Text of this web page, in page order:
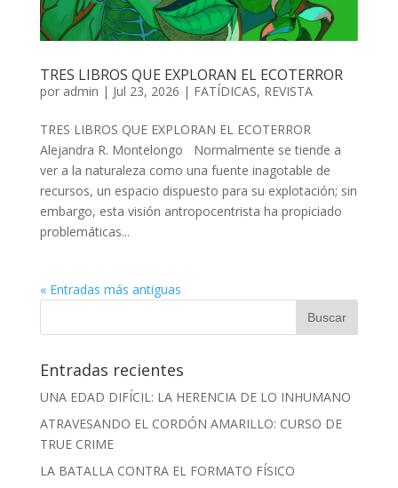
TRES LIBROS QUE EXPLORAN EL ECOTERROR
por admin | Jul 23, 2026 | FATÍDICAS, REVISTA
TRES LIBROS QUE EXPLORAN EL ECOTERROR
Alejandra R. Montelongo Normalmente se tiende a
ver a la naturaleza como una fuente inagotable de
recursos, un espacio dispuesto para su explotación; sin
embargo, esta visión antropocentrista ha propiciado
problemáticas...
« Entradas más antiguas
Entradas recientes
UNA EDAD DIFÍCIL: LA HERENCIA DE LO INHUMANO
ATRAVESANDO EL CORDÓN AMARILLO: CURSO DE
TRUE CRIME
LA BATALLA CONTRA EL FORMATO FÍSICO